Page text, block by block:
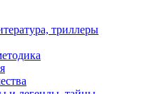
триллеры